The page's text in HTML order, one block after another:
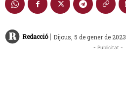
Redacció | Dijous, 5 de gener de 2023
- Publicitat -